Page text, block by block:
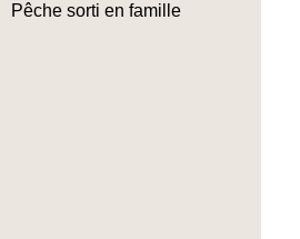
Pêche sorti en famille